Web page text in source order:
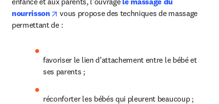
nourrisson
opens in new tab/window
vous propose des techniques de massage
permettant de :
favoriser le lien d’attachement entre le bébé et
ses parents ;
réconforter les bébés qui pleurent beaucoup ;